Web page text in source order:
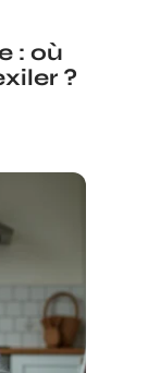
: où
?